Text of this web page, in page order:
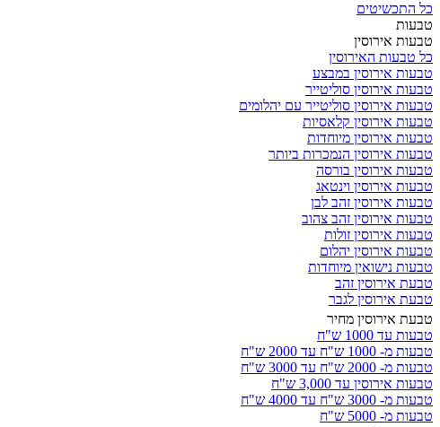
כל התכשיטים
טבעות
טבעות אירוסין
כל טבעות האירוסין
טבעות אירוסין במבצע
טבעות אירוסין סוליטייר
טבעות אירוסין סוליטייר עם יהלומים
טבעות אירוסין קלאסיות
טבעות אירוסין מיוחדות
טבעות אירוסין הנמכרות ביותר
טבעות אירוסין בורסה
טבעות אירוסין וינטאג
טבעות אירוסין זהב לבן
טבעות אירוסין זהב צהוב
טבעות אירוסין זולות
טבעות אירוסין יהלום
טבעות נישואין מיוחדות
טבעת אירוסין זהב
טבעת אירוסין לגבר
טבעת אירוסין מחיר
טבעות עד 1000 ש"ח
טבעות מ- 1000 ש"ח עד 2000 ש"ח
טבעות מ- 2000 ש"ח עד 3000 ש"ח
טבעות אירוסין עד 3,000 ש"ח
טבעות מ- 3000 ש"ח עד 4000 ש"ח
טבעות מ- 5000 ש"ח